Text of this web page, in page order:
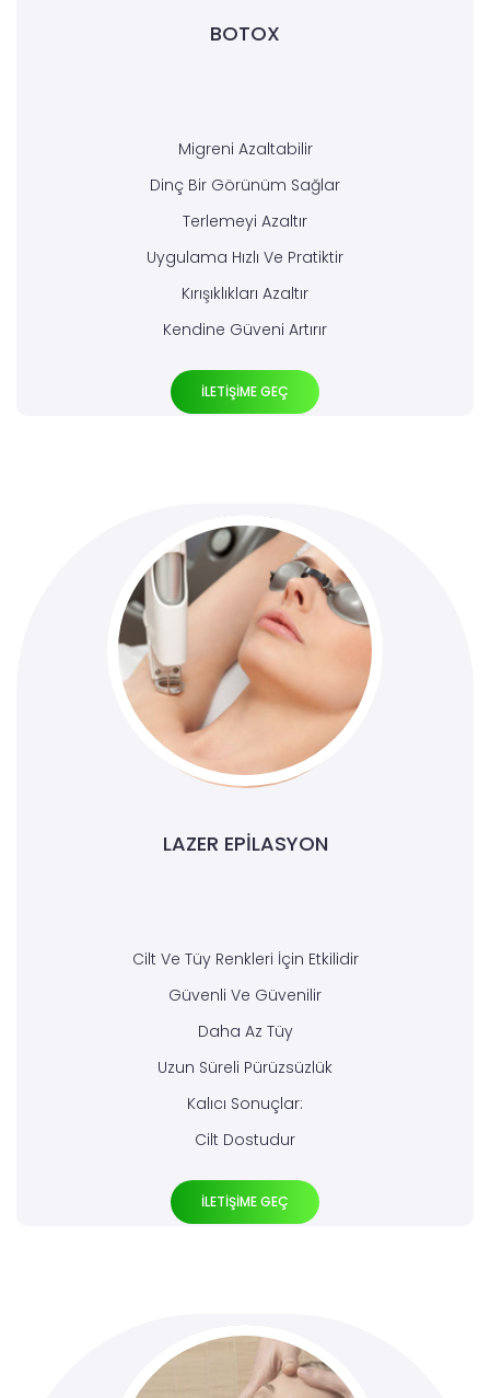
BOTOX
Migreni Azaltabilir
Dinç Bir Görünüm Sağlar
Terlemeyi Azaltır
Uygulama Hızlı Ve Pratiktir
Kırışıklıkları Azaltır
Kendine Güveni Artırır
İLETİŞİME GEÇ
LAZER EPILASYON
Cilt Ve Tüy Renkleri İçin Etkilidir
Güvenli Ve Güvenilir
Daha Az Tüy
Uzun Süreli Pürüzsüzlük
Kalıcı Sonuçlar:
Cilt Dostudur
İLETİŞİME GEÇ